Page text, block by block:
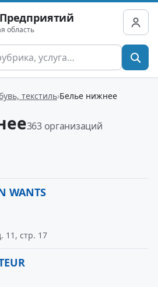
область
текстиль Белье нижнее
363 организаций
WANTS
11, стр. 17